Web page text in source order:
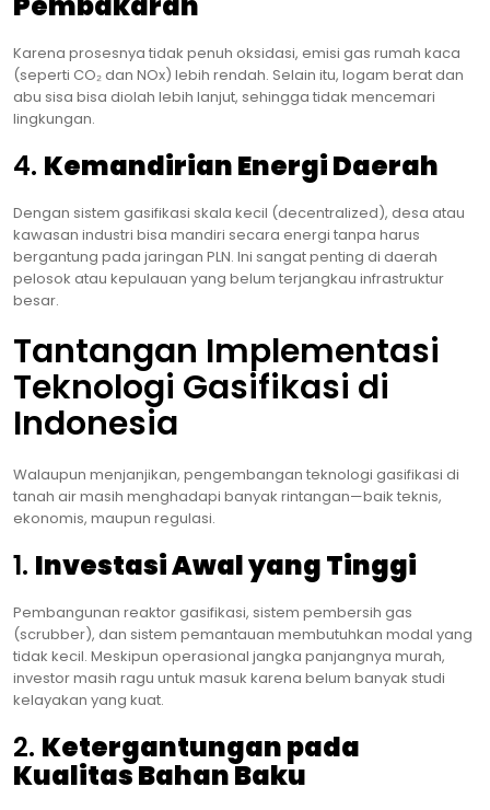
Karena prosesnya tidak penuh oksidasi, emisi gas rumah kaca
(seperti CO₂ dan NOx) lebih rendah. Selain itu, logam berat dan
abu sisa bisa diolah lebih lanjut, sehingga tidak mencemari
lingkungan.
4. Kemandirian Energi Daerah
Dengan sistem gasifikasi skala kecil (decentralized), desa atau
kawasan industri bisa mandiri secara energi tanpa harus
bergantung pada jaringan PLN. Ini sangat penting di daerah
pelosok atau kepulauan yang belum terjangkau infrastruktur
besar.
Tantangan Implementasi
Teknologi Gasifikasi di
Indonesia
Walaupun menjanjikan, pengembangan teknologi gasifikasi di
tanah air masih menghadapi banyak rintangan—baik teknis,
ekonomis, maupun regulasi.
1. Investasi Awal yang Tinggi
Pembangunan reaktor gasifikasi, sistem pembersih gas
(scrubber), dan sistem pemantauan membutuhkan modal yang
tidak kecil. Meskipun operasional jangka panjangnya murah,
investor masih ragu untuk masuk karena belum banyak studi
kelayakan yang kuat.
2. Ketergantungan pada
Kualitas Bahan Baku